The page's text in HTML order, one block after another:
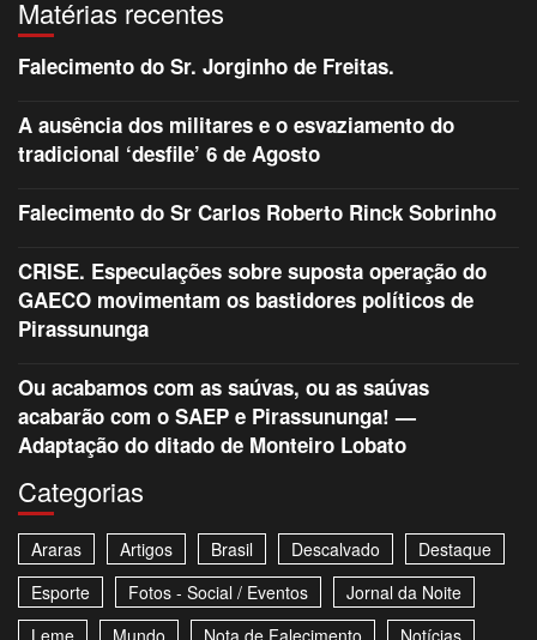
Matérias recentes
Falecimento do Sr. Jorginho de Freitas.
A ausência dos militares e o esvaziamento do
tradicional ‘desfile’ 6 de Agosto
Falecimento do Sr Carlos Roberto Rinck Sobrinho
CRISE. Especulações sobre suposta operação do
GAECO movimentam os bastidores políticos de
Pirassununga
Ou acabamos com as saúvas, ou as saúvas
acabarão com o SAEP e Pirassununga! —
Adaptação do ditado de Monteiro Lobato
Categorias
Araras Artigos Brasil Descalvado
Destaque
Esporte
Fotos - Social / Eventos
Jornal da Noite
Leme
Mundo Nota de Falecimento Notícias